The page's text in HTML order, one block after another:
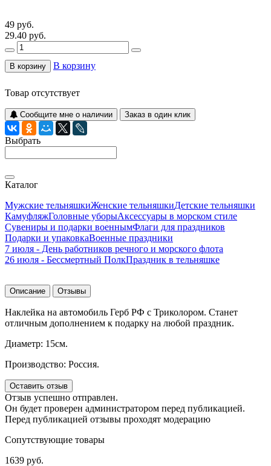
49 руб.
29.40 руб.
В корзину В корзину
Товар отсутствует
Сообщите мне о наличии Заказ в один клик
Выбрать
Каталог
Мужские тельняшкиЖенские тельняшкиДетские тельняшки
КамуфляжГоловные уборыАксессуары в морском стиле
Сувениры и подарки военнымФлаги для праздников
Подарки и упаковкаВоенные праздники
7 июля - День работников речного и морского флота
26 июля - Бессмертный ПолкПраздник в тельняшке
Описание Отзывы
Наклейка на автомобиль Герб РФ с Триколором. Станет
отличным дополнением к подарку на любой праздник.
Диаметр: 15см.
Производство: Россия.
Оставить отзыв
Отзыв успешно отправлен.
Он будет проверен администратором перед публикацией.
Перед публикацией отзывы проходят модерацию
Сопутствующие товары
1639 руб.